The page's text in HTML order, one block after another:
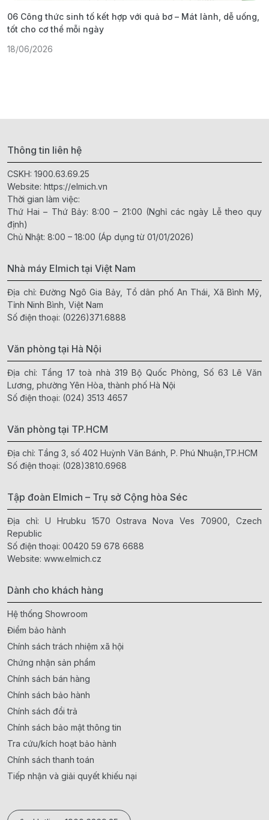
06 Công thức sinh tố kết hợp với quả bơ – Mát lành, dễ uống,
tốt cho cơ thể mỗi ngày
18/06/2026
Thông tin liên hệ
CSKH: 1900.63.69.25
Website: https://elmich.vn
Thời gian làm việc:
Thứ Hai – Thứ Bảy: 8:00 – 21:00 (Nghỉ các ngày Lễ theo quy
định)
Chủ Nhật: 8:00 – 18:00 (Áp dụng từ 01/01/2026)
Nhà máy Elmich tại Việt Nam
Địa chỉ: Đường Ngô Gia Bảy, Tổ dân phố An Thái, Xã Bình Mỹ,
Tỉnh Ninh Bình, Việt Nam
Số điện thoại: (0226)371.6888
Văn phòng tại Hà Nội
Địa chỉ: Tầng 17 toà nhà 319 Bộ Quốc Phòng, Số 63 Lê Văn
Lương, phường Yên Hòa, thành phố Hà Nội
Số điện thoại: (024) 3513 4657
Văn phòng tại TP.HCM
Địa chỉ: Tầng 3, số 402 Huỳnh Văn Bánh, P. Phú Nhuận,TP.HCM
Số điện thoại: (028)3810.6968
Tập đoàn Elmich – Trụ sở Cộng hòa Séc
Địa chỉ: U Hrubku 1570 Ostrava Nova Ves 70900, Czech
Republic
Số điện thoại: 00420 59 678 6688
Website: www.elmich.cz
Dành cho khách hàng
Hệ thống Showroom
Điểm bảo hành
Chính sách trách nhiệm xã hội
Chứng nhận sản phẩm
Chính sách bán hàng
Chính sách bảo hành
Chính sách đổi trả
Chính sách bảo mật thông tin
Tra cứu/kích hoạt bảo hành
Chính sách thanh toán
Tiếp nhận và giải quyết khiếu nại